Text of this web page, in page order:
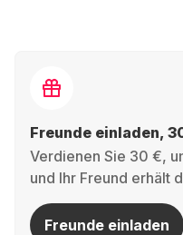
Freunde einladen,
Verdienen Sie 30 €,
und Ihr Freund erhält
Freunde einladen